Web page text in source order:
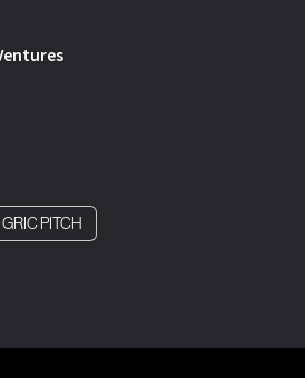
GRIC PITCH